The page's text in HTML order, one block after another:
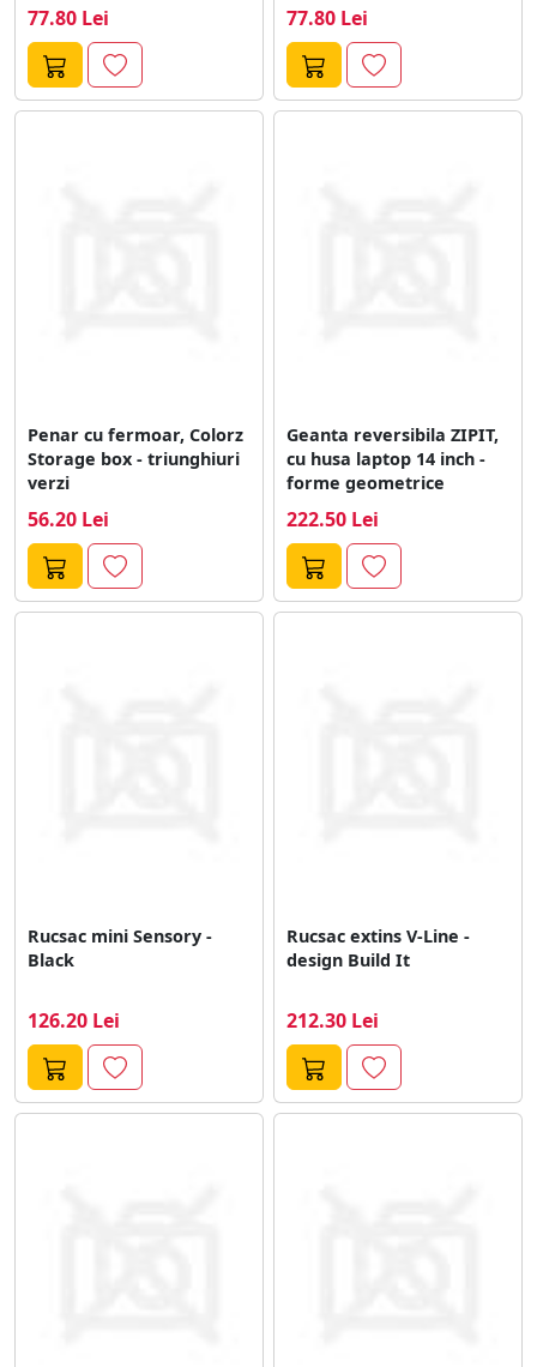
77.80 Lei 77.80 Lei
Penar cu fermoar, Colorz
Storage box - triunghiuri
verzi
56.20 Lei
Geanta reversibila ZIPIT,
cu husa laptop 14 inch -
forme geometrice
222.50 Lei
Rucsac mini Sensory -
Black
126.20 Lei
Rucsac extins V-Line -
design Build It
212.30 Lei